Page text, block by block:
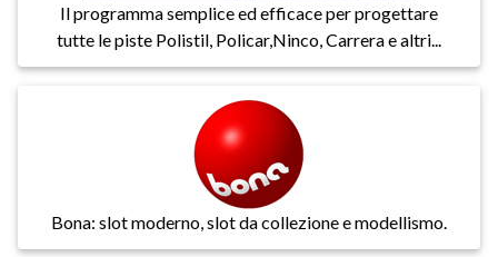
Il programma semplice ed efficace per progettare
tutte le piste Polistil, Policar,Ninco, Carrera e altri...
Bona: slot moderno, slot da collezione e modellismo.